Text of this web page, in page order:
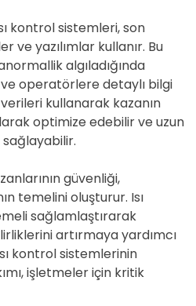
kontrol sistemleri, son
ve yazılımlar kullanır. Bu
algıladığında
operatörlere detaylı bilgi
kullanarak kazanın
optimize edebilir ve uzun
güvenliği,
temelini oluşturur. Isı
sağlamlaştırarak
artırmaya yardımcı
kontrol sistemlerinin
işletmeler için kritik